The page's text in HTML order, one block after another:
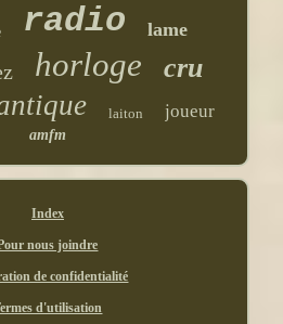
radio lame
horloge cru
laiton joueur
amfm
Index
nous joindre
de confidentialité
d'utilisation